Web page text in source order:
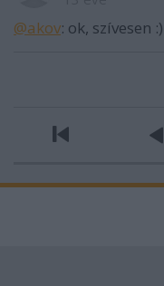
@akov: ok, szívesen :)